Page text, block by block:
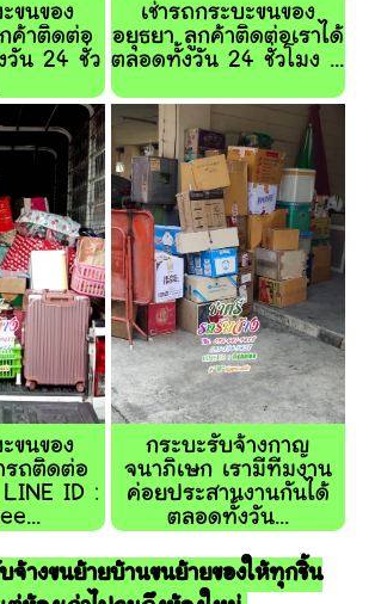
ขนของ
ค้าติดต่อ
วัน 24 ชั่ว
เช่ารถกระบะขนของ
อยุธยา ลูกค้าติดต่อเราได้
ตลอดทั้งวัน 24 ชั่วโมง ...
ขนของ
รถติดต่อ
ID :
กระบะรับจ้างกาญ
จนาภิเษก เรามีทีมงาน
ค่อยประสานงานกันได้
ตลอดทั้งวัน...
จ้างขนย้ายบ้านขนย้ายของให้ทุกชิ้น